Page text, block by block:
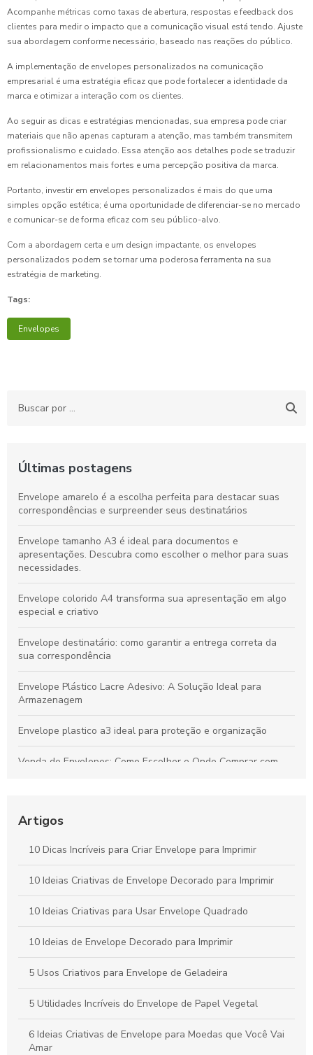
Acompanhe métricas como taxas de abertura, respostas e feedback dos
clientes para medir o impacto que a comunicação visual está tendo. Ajuste
sua abordagem conforme necessário, baseado nas reações do público.
A implementação de envelopes personalizados na comunicação
empresarial é uma estratégia eficaz que pode fortalecer a identidade da
marca e otimizar a interação com os clientes.
Ao seguir as dicas e estratégias mencionadas, sua empresa pode criar
materiais que não apenas capturam a atenção, mas também transmitem
profissionalismo e cuidado. Essa atenção aos detalhes pode se traduzir
em relacionamentos mais fortes e uma percepção positiva da marca.
Portanto, investir em envelopes personalizados é mais do que uma
simples opção estética; é uma oportunidade de diferenciar-se no mercado
e comunicar-se de forma eficaz com seu público-alvo.
Com a abordagem certa e um design impactante, os envelopes
personalizados podem se tornar uma poderosa ferramenta na sua
estratégia de marketing.
Tags:
Envelopes
Últimas postagens
Envelope amarelo é a escolha perfeita para destacar suas
correspondências e surpreender seus destinatários
Envelope tamanho A3 é ideal para documentos e
apresentações. Descubra como escolher o melhor para suas
necessidades.
Envelope colorido A4 transforma sua apresentação em algo
especial e criativo
Envelope destinatário: como garantir a entrega correta da
sua correspondência
Envelope Plástico Lacre Adesivo: A Solução Ideal para
Armazenagem
Envelope plastico a3 ideal para proteção e organização
Venda de Envelopes: Como Escolher e Onde Comprar com
e organização
Envelope remetente é essencial para garantir a entrega
correta. Descubra como escolher o ideal para suas
correspondências.
Envelope A4 branco é a escolha ideal para suas
necessidades de apresentação e organização. Descubra suas
Artigos
10 Dicas Incríveis para Criar Envelope para Imprimir
10 Ideias Criativas de Envelope Decorado para Imprimir
10 Ideias Criativas para Usar Envelope Quadrado
10 Ideias de Envelope Decorado para Imprimir
5 Usos Criativos para Envelope de Geladeira
5 Utilidades Incríveis do Envelope de Papel Vegetal
6 Ideias Criativas de Envelope para Moedas que Você Vai
Amar